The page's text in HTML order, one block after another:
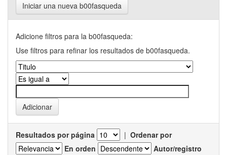
Iniciar una nueva b00fasqueda
Adicione filtros para la b00fasqueda:
Use filtros para refinar los resultados de b00fasqueda.
Resultados por página | Ordenar por
En orden
Autor/registro